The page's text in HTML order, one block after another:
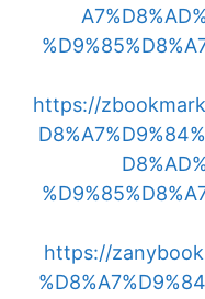
https://
https://